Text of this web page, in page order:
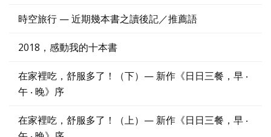
時空旅行 — 近期幾本書之讀後記／推薦語
2018，感動我的十本書
在家裡吃，舒服多了！（下）— 新作《日日三餐，早 ‧
午 ‧ 晚》序
在家裡吃，舒服多了！（上）— 新作《日日三餐，早 ‧